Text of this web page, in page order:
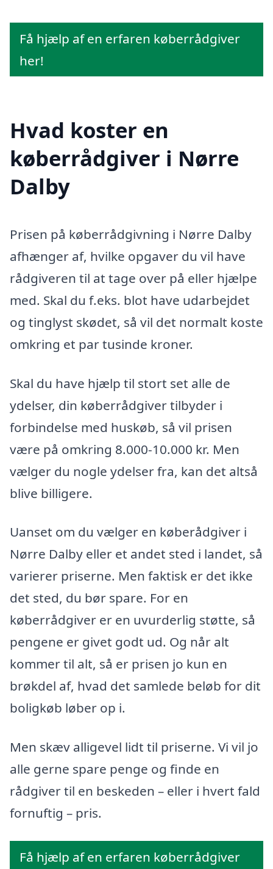
Få hjælp af en erfaren køberrådgiver
her!
Hvad koster en
køberrådgiver i Nørre
Dalby
Prisen på køberrådgivning i Nørre Dalby
afhænger af, hvilke opgaver du vil have
rådgiveren til at tage over på eller hjælpe
med. Skal du f.eks. blot have udarbejdet
og tinglyst skødet, så vil det normalt koste
omkring et par tusinde kroner.
Skal du have hjælp til stort set alle de
ydelser, din køberrådgiver tilbyder i
forbindelse med huskøb, så vil prisen
være på omkring 8.000-10.000 kr. Men
vælger du nogle ydelser fra, kan det altså
blive billigere.
Uanset om du vælger en køberådgiver i
Nørre Dalby eller et andet sted i landet, så
varierer priserne. Men faktisk er det ikke
det sted, du bør spare. For en
køberrådgiver er en uvurderlig støtte, så
pengene er givet godt ud. Og når alt
kommer til alt, så er prisen jo kun en
brøkdel af, hvad det samlede beløb for dit
boligkøb løber op i.
Men skæv alligevel lidt til priserne. Vi vil jo
alle gerne spare penge og finde en
rådgiver til en beskeden – eller i hvert fald
fornuftig – pris.
Få hjælp af en erfaren køberrådgiver